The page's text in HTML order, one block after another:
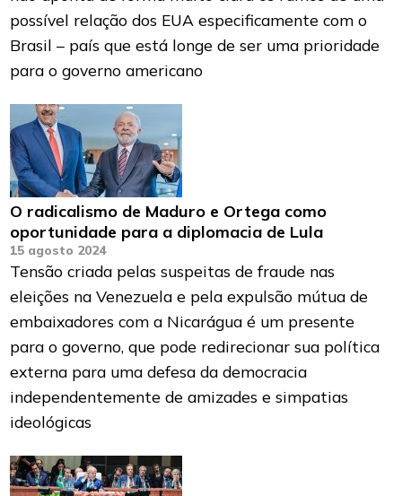
possível relação dos EUA especificamente com o
Brasil – país que está longe de ser uma prioridade
para o governo americano
O radicalismo de Maduro e Ortega como
oportunidade para a diplomacia de Lula
15 agosto 2024
Tensão criada pelas suspeitas de fraude nas
eleições na Venezuela e pela expulsão mútua de
embaixadores com a Nicarágua é um presente
para o governo, que pode redirecionar sua política
externa para uma defesa da democracia
independentemente de amizades e simpatias
ideológicas